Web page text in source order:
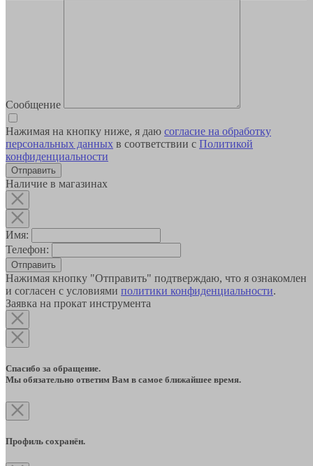
Сообщение
Нажимая на кнопку ниже, я даю согласие на обработку
персональных данных в соответствии с Политикой
конфиденциальности
Наличие в магазинах
Имя:
Телефон:
Отправить
Нажимая кнопку "Отправить" подтверждаю, что я ознакомлен
и согласен с условиями политики конфиденциальности.
Заявка на прокат инструмента
Спасибо за обращение.
Мы обязательно ответим Вам в самое ближайшее время.
Профиль сохранён.